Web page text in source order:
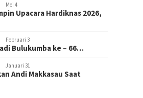
Mei 4
Upacara Hardiknas 2026,
Februari 3
Bulukumba ke – 66…
Januari 31
Andi Makkasau Saat